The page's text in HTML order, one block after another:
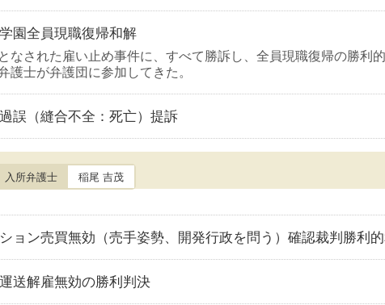
園全員現職復帰和解
なされた雇い止め事件に、すべて勝訴し、全員現職復帰の勝利
護士が弁護団に参加してきた。
誤（縫合不全：死亡）提訴
入所弁護士 稲尾 吉茂
ョン売買無効（売手姿勢、開発行政を問う）確認裁判勝利
送解雇無効の勝利判決